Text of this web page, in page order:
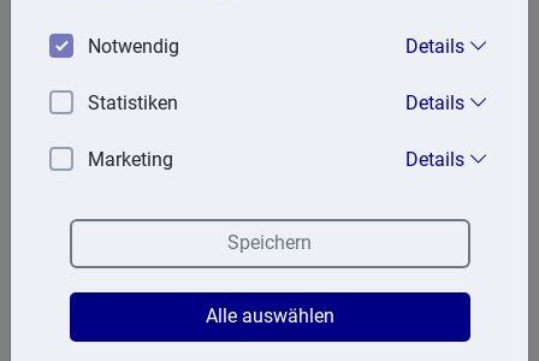
Volltext-Suche in den Lexika
Rechtslexikon
Hausordnung
Die Hausordnung ist eine Art »Rechtsordnung« über das
Verhalten der Mieter untereinander und die damit
verbundene Nutzung des gemeinsam bewohnten
Mietshauses. Sie konkretisiert bestehende Rechte und
Notwendig Details
Statistiken Details
Marketing Details
Speichern
Alle auswählen